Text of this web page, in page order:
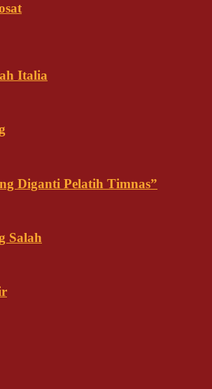
Italia
Diganti Pelatih Timnas”
Salah